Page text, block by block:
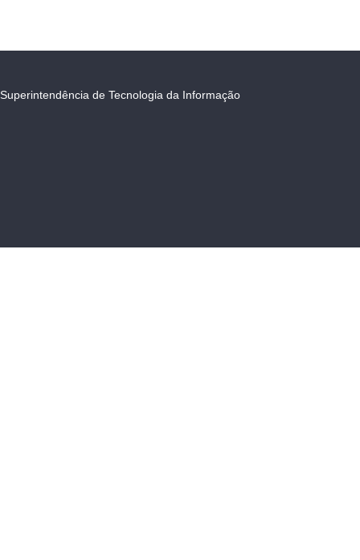
Superintendência de Tecnologia da Informação